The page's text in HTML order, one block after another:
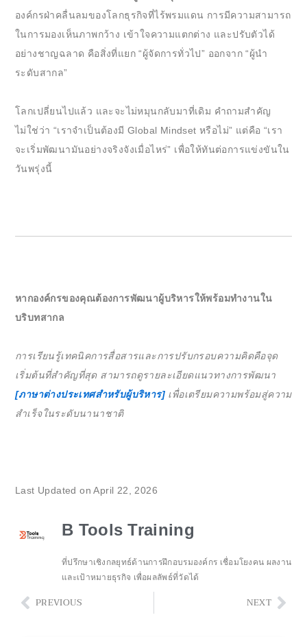
องค์กรฝ่าคลื่นลมของโลกธุรกิจที่ไร้พรมแดน การมีความสามารถ
ในการมองเห็นภาพกว้าง เข้าใจความแตกต่าง และปรับตัวได้
อย่างชาญฉลาด คือสิ่งที่แยก “ผู้จัดการทั่วไป” ออกจาก “ผู้นำ
ระดับสากล”
โลกเปลี่ยนไปแล้ว และจะไม่หมุนกลับมาที่เดิม คำถามสำคัญ
ไม่ใช่ว่า “เราจำเป็นต้องมี Global Mindset หรือไม่” แต่คือ “เรา
จะเริ่มพัฒนามันอย่างจริงจังเมื่อไหร่” เพื่อให้ทันต่อการแข่งขันใน
วันพรุ่งนี้
หากองค์กรของคุณต้องการพัฒนาผู้บริหารให้พร้อมทำงานใน
บริบทสากล
การเรียนรู้เทคนิคการสื่อสารและการปรับกรอบความคิดคือจุด
เริ่มต้นที่สำคัญที่สุด สามารถดูรายละเอียดแนวทางการพัฒนา
[ภาษาต่างประเทศสำหรับผู้บริหาร] เพื่อเตรียมความพร้อมสู่ความ
สำเร็จในระดับนานาชาติ
Last Updated on April 22, 2026
B Tools Training
ที่ปรึกษาเชิงกลยุทธ์ด้านการฝึกอบรมองค์กร เชื่อมโยงคน ผลงาน
และเป้าหมายธุรกิจ เพื่อผลลัพธ์ที่วัดได้
Prev
PREVIOUS NEXT